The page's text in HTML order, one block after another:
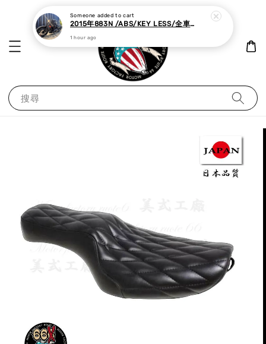
搜尋
Someone added to cart
2015年883N /ABS/KEY LESS/全車黑化,里程極少
1 hour ago